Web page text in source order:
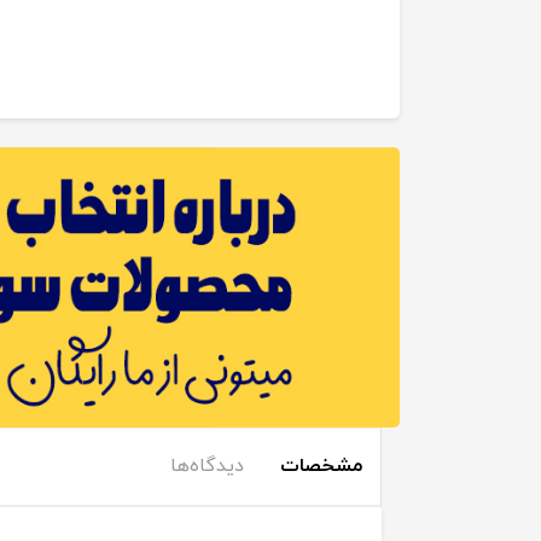
مشخصات دیدگاه‌ها